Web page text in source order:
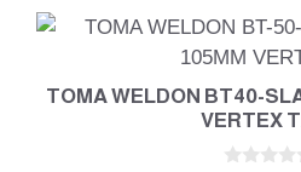
TOMA WELDON BT40-
VERTEX